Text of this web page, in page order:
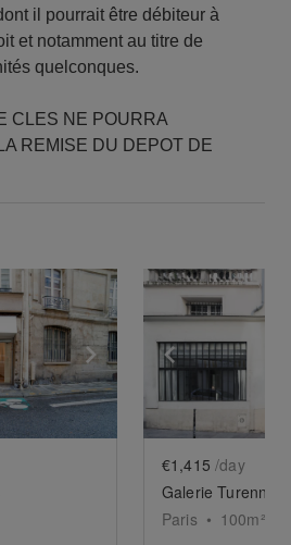
il pourrait être débiteur à
et notamment au titre de
quelconques.
CLES NE POURRA
REMISE DU DEPOT DE
slide Show next slide
Show
€1,415 /day
Paris • 100m²